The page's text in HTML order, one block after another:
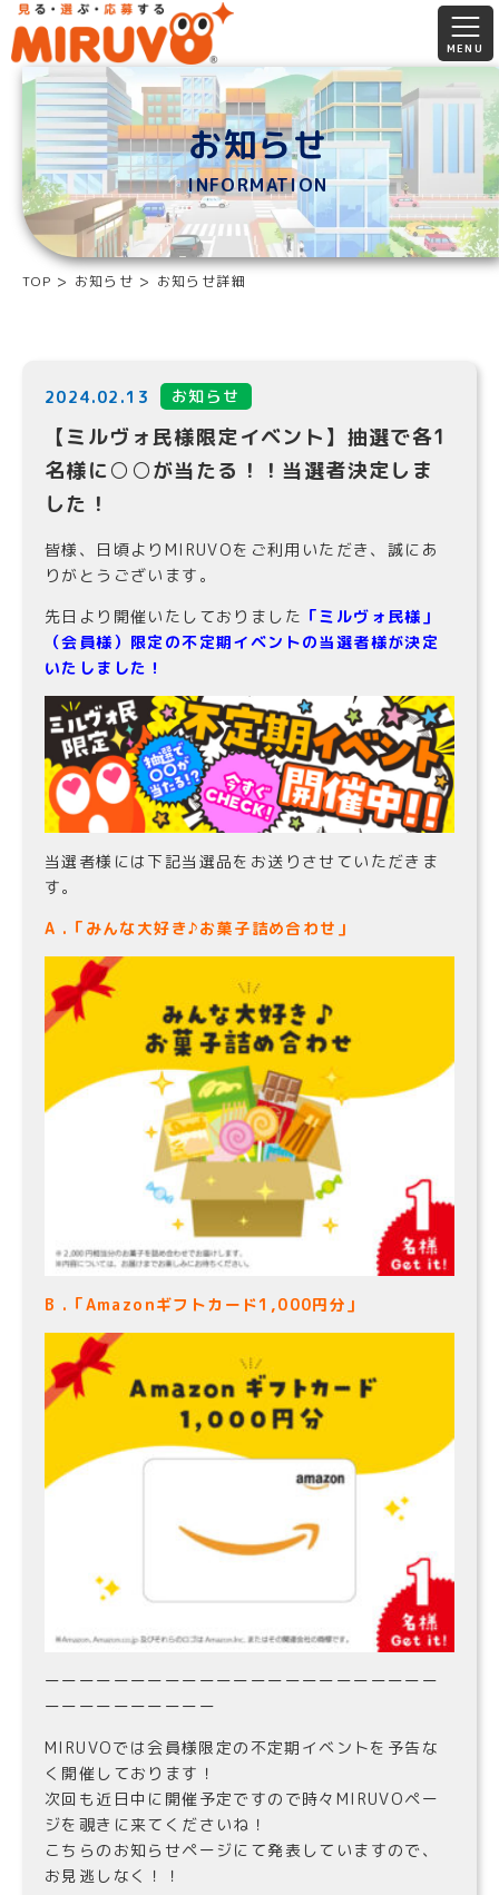
お知らせ
INFORMATION
TOP お知らせ お知らせ詳細
2024.02.13 お知らせ
【ミルヴォ民様限定イベント】抽選で各1
名様に○○が当たる！！当選者決定しま
した！
皆様、日頃よりMIRUVOをご利用いただき、誠にあ
りがとうございます。
先日より開催いたしておりました 「ミルヴォ民様」
（会員様）限定の不定期イベントの当選者様が決定
いたしました！
当選者様には下記当選品をお送りさせていただきま
す。
A .「みんな大好き♪お菓子詰め合わせ」
B .「Amazonギフトカード1,000円分」
ーーーーーーーーーーーーーーーーーーーーーーー
ーーーーーーーーーー
MIRUVOでは会員様限定の不定期イベントを予告な
く開催しております！
次回も近日中に開催予定ですので時々MIRUVOペー
ジを覗きに来てくださいね！
こちらのお知らせページにて発表していますので、
お見逃しなく！！